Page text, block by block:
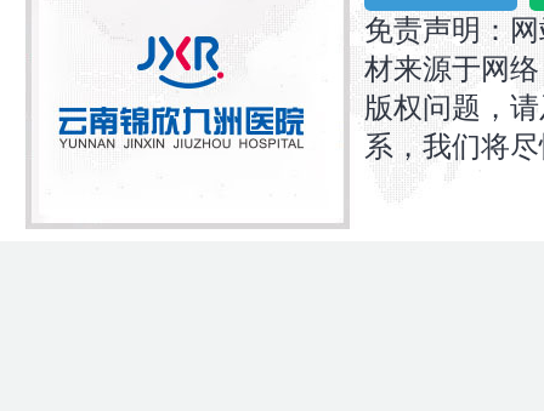
免责声明：
材来源于网
版权问题，
系，我们将